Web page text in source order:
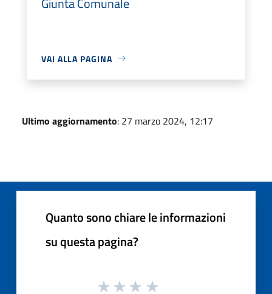
VAI ALLA PAGINA
Ultimo aggiornamento: 27 marzo 2024, 12:17
Quanto sono chiare le informazioni
su questa pagina?